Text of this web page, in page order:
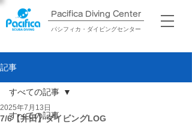
Pacifica Diving Center​
パシフィカ・ダイビングセンター
記事
すべての記事
すべての記事
7/6【井田】ダイビングLOG
2025年7月13日